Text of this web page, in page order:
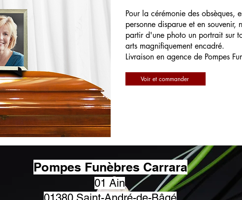
Pour la cérémonie des obsèques,
personne disparue et en souvenir,
partir d'une photo un portrait sur
arts magnifiquement encadré.
Livraison en agence de Pompes
Voir et commander
Pompes Funèbres Carrara
01 Ain